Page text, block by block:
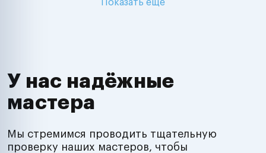
Показать еще
У нас надёжные
мастера
Мы стремимся проводить тщательную
проверку наших мастеров, чтобы